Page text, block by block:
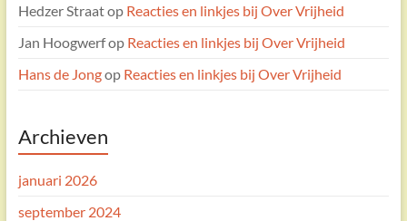
Hedzer Straatop Reacties en linkjes bij Over Vrijheid
Jan Hoogwerfop Reacties en linkjes bij Over Vrijheid
Hans de Jongop Reacties en linkjes bij Over Vrijheid
Archieven
januari 2026
september 2024